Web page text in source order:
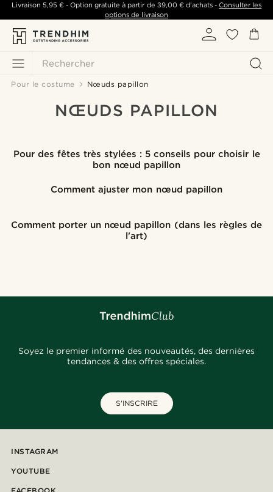
Rechercher
Livraison 5,95 €- Option gratuite à partir de 39,00 €d'achats -Consulter les
options de livraison
Pour le costume Nœuds papillon
NŒUDS PAPILLON
Pour des fêtes très stylées : 5 conseils pour choisir le
bon nœud papillon
Comment ajuster mon nœud papillon
Comment porter un nœud papillon (dans les règles de
l'art)
Soyez le premier informé des nouveautés, des dernières
tendances & des offres spéciales.
S'INSCRIRE
INSTAGRAM
YOUTUBE